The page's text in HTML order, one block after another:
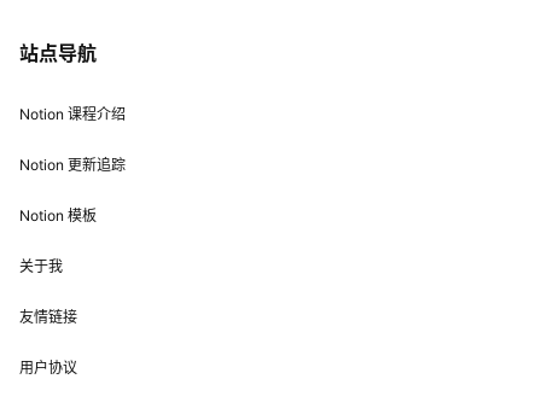
站点导航
Notion 课程介绍
Notion 更新追踪
Notion 模板
关于我
友情链接
用户协议